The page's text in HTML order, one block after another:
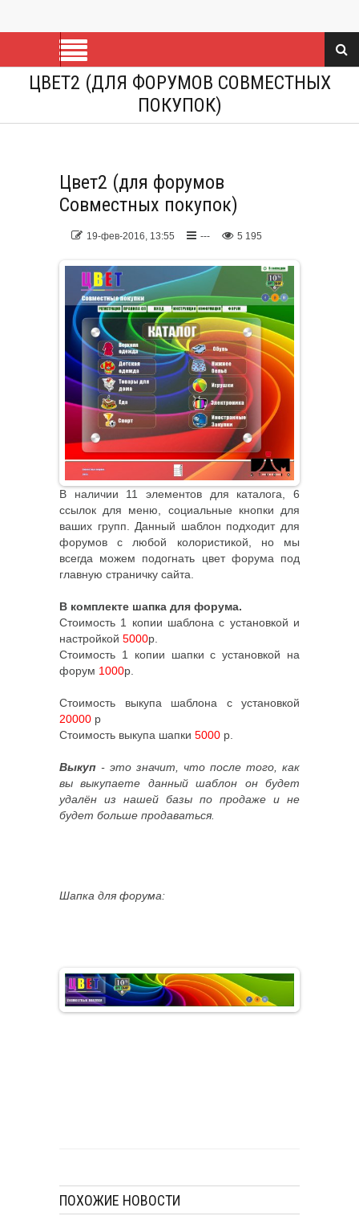
ЦВЕТ2 (ДЛЯ ФОРУМОВ СОВМЕСТНЫX
ПОКУПОК)
Цвет2 (для форумов
Совместныx покупок)
19-фев-2016, 13:55 --- 5 195
В наличии 11 элементов для каталога, 6
ссылок для меню, социальные кнопки для
ваших групп. Данный шаблон подходит для
форумов с любой колористикой, но мы
всегда можем подогнать цвет форума под
главную страничку сайта.
В комплекте шапка для форума.
Стоимость 1 копии шаблона с установкой и
настройкой 5000р.
Стоимость 1 копии шапки с установкой на
форум 1000р.
Стоимость выкупа шаблона с установкой
20000 р
Стоимость выкупа шапки 5000 р.
Выкуп - это значит, что после того, как
вы выкупаете данный шаблон он будет
удалён из нашей базы по продаже и не
будет больше продаваться.
Шапка для форума:
ПОХОЖИЕ НОВОСТИ